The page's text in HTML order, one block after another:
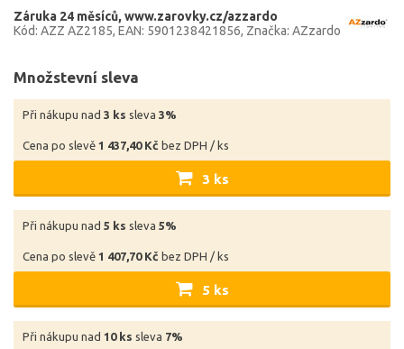
Záruka 24 měsíců www.zarovky.cz/azzardo
Kód: AZZ AZ2185 EAN: 5901238421856 Značka: AZzardo
Množstevní sleva
Při nákupu nad 3 ks sleva 3%
Cena po slevě 1 437,40 Kč bez DPH / ks
3 ks
Při nákupu nad 5 ks sleva 5%
Cena po slevě 1 407,70 Kč bez DPH / ks
5 ks
Při nákupu nad 10 ks sleva 7%